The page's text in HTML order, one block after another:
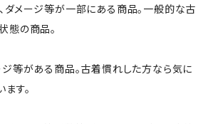
ダメージ等が一部にある商品。一般的な古
態の商品。
等がある商品。古着慣れした方なら気に
す。